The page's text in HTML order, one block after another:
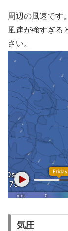
周辺の風速です。
風速が強すぎる
さい。
気圧